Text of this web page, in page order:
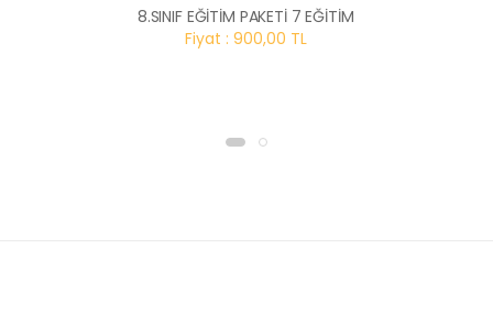
8.SINIF EĞİTİM PAKETİ 7 EĞİTİM
Fiyat : 900,00 TL